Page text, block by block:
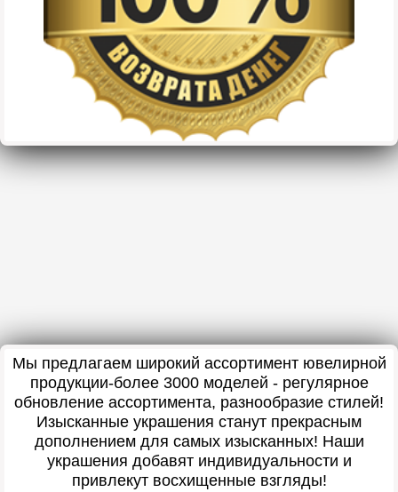
Мы предлагаем широкий ассортимент ювелирной
продукции-более 3000 моделей - регулярное
обновление ассортимента, разнообразие стилей!
Изысканные украшения станут прекрасным
дополнением для самых изысканных! Наши
украшения добавят индивидуальности и
привлекут восхищенные взгляды!